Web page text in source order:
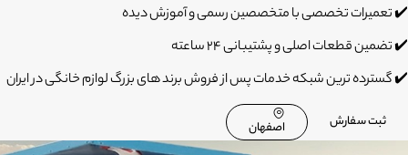
✔️ تعمیرات تخصصی با متخصصین رسمی و آموزش دیده
✔️ تضمین قطعات اصلی و پشتیبانی 24 ساعته
✔️ گسترده ترین شبکه خدمات پس از فروش برند های بزرگ لوازم خانگی در ایران
ثبت سفارش اصفهان